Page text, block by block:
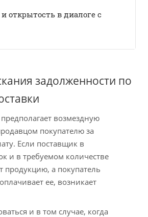
открытость в диалоге с
задолженности по
возмездную
покупателю за
Если поставщик в
и в требуемом количестве
продукцию, а покупатель
ее, возникает
и в том случае, когда